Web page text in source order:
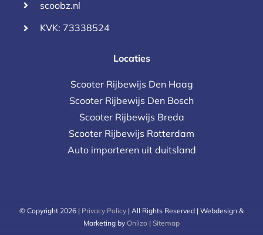
scoobz.nl
KVK: 73338524
Locaties
Scooter Rijbewijs Den Haag
Scooter Rijbewijs Den Bosch
Scooter Rijbewijs Breda
Scooter Rijbewijs Rotterdam
Auto importeren uit duitsland
© Copyright 2026 | Privacy Policy | All Rights Reserved | Webdesign &
Marketing by Onlizo | Sitemap